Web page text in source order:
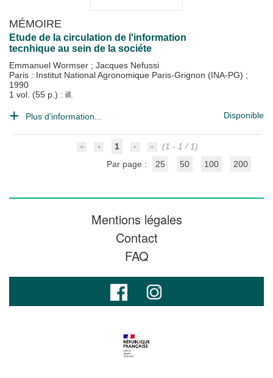
MÉMOIRE
Etude de la circulation de l'information
tecnhique au sein de la sociéte
Emmanuel Wormser ; Jacques Nefussi
Paris : Institut National Agronomique Paris-Grignon (INA-PG) ;
1990
1 vol. (55 p.) : ill.
Plus d'information... Disponible
1
(1 - 1 / 1)
Par page :
25 50 100 200
Mentions légales
Contact
FAQ